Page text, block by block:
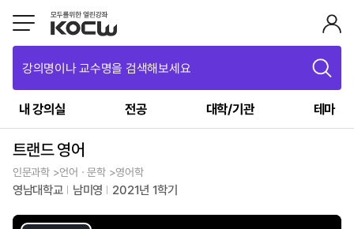
강의명이나 교수명을 검색해보세요
내 강의실 전공 대학/기관 테마
트랜드 영어
인문과학 >언어ㆍ문학 >영어학
영남대학교 남미영 2021년 1학기